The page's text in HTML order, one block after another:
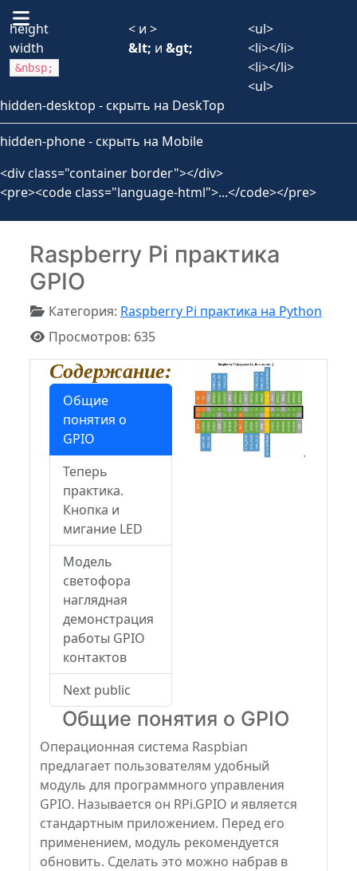
height
width
&nbsp;
< и >
&lt; и&gt;
<ul>
<li></li>
<li></li>
<ul>
hidden-desktop - скрыть на DeskTop
hidden-phone - скрыть на Mobile
<div class="container border"></div>
<pre><code class="language-html">...</code></pre>
Raspberry Pi практика
GPIO
Информация о материале
Категория: Raspberry Pi практика на Python
Просмотров: 635
Содержание:
Общие
понятия о
GPIO
Теперь
практика.
Кнопка и
мигание LED
Модель
светофора
наглядная
демонстрация
работы GPIO
контактов
Next public
Общие понятия о GPIO
Операционная система Raspbian
предлагает пользователям удобный
модуль для программного управления
GPIO. Называется он RPi.GPIO и является
стандартным приложением. Перед его
применением, модуль рекомендуется
обновить. Сделать это можно набрав в